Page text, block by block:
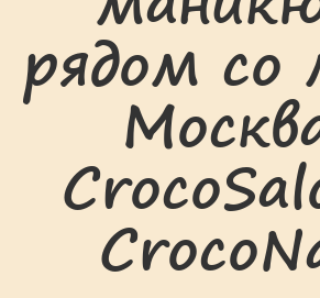
рядом со